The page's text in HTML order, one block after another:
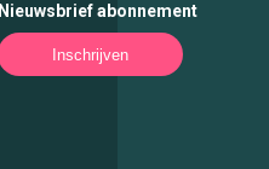
Nieuwsbrief abonnement
Inschrijven